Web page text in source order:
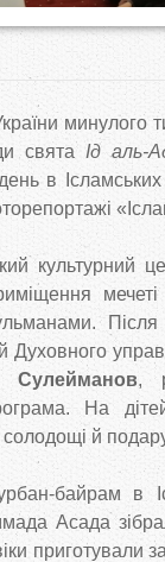
минулого
свята Ід аль-
в
культурний
Духовного
Сулейманов,
На
солодощі й
байрам в
Асада
приготували